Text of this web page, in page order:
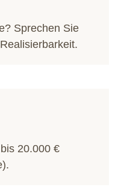
Sprechen Sie
20.000 €